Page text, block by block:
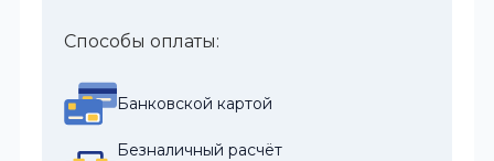
Способы оплаты:
Банковской картой
Безналичный расчёт